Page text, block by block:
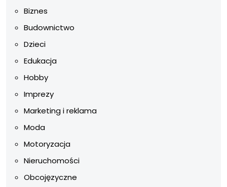
Biznes
Budownictwo
Dzieci
Edukacja
Hobby
Imprezy
Marketing i reklama
Moda
Motoryzacja
Nieruchomości
Obcojęzyczne